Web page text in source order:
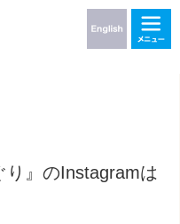
』のInstagramは